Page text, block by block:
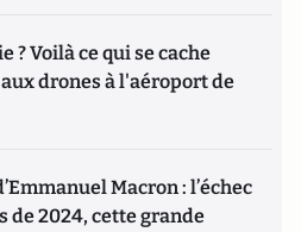
? Voilà ce qui se cache
drones à l'aéroport de
Macron : l’échec
de 2024, cette grande